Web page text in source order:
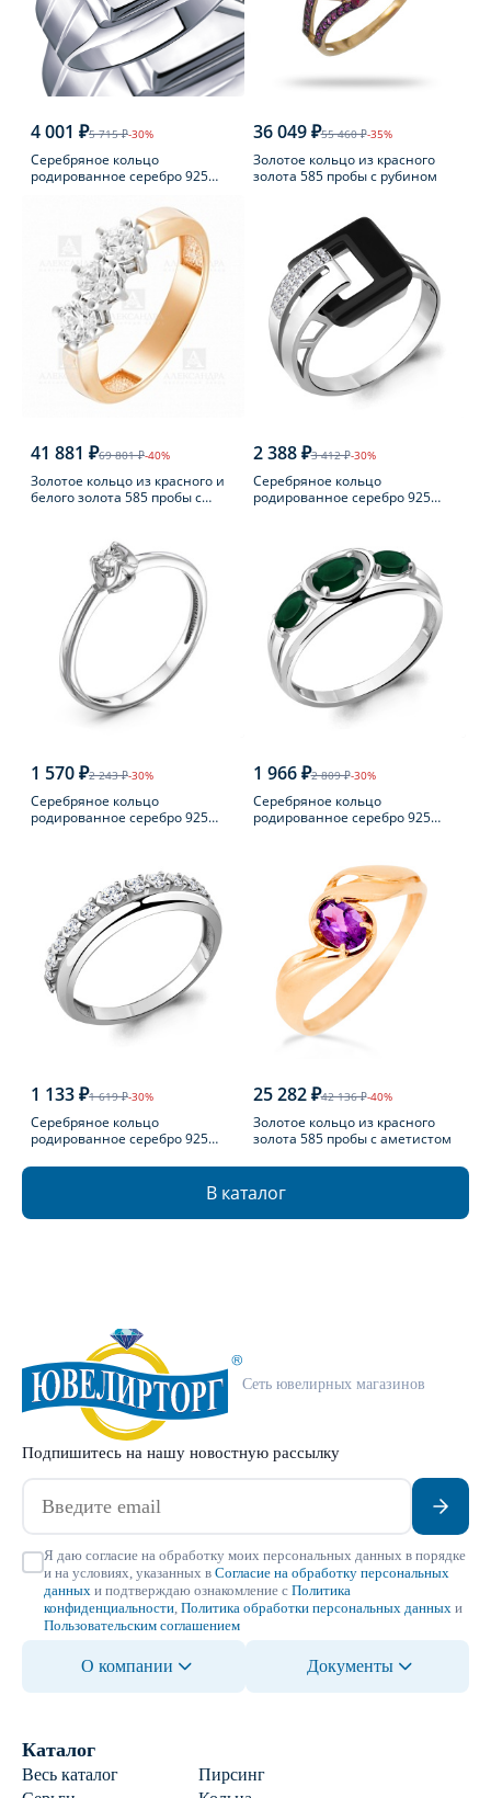
4 001 ₽5 715 ₽-30%
Серебряное кольцо
родированное серебро 925
36 049 ₽55 460 ₽-35%
Золотое кольцо из красного
золота 585 пробы с рубином
41 881 ₽69 801 ₽-40%
Золотое кольцо из красного и
белого золота 585 пробы с
2 388 ₽3 412 ₽-30%
Серебряное кольцо
родированное серебро 925
1 570 ₽2 243 ₽-30%
Серебряное кольцо
родированное серебро 925
1 966 ₽2 809 ₽-30%
Серебряное кольцо
родированное серебро 925
1 133 ₽1 619 ₽-30%
Серебряное кольцо
родированное серебро 925
25 282 ₽42 136 ₽-40%
Золотое кольцо из красного
золота 585 пробы с аметистом
В каталог
Сеть ювелирных магазинов
Подпишитесь на нашу новостную рассылку
Я даю согласие на обработку моих персональных данных в порядке
и на условиях, указанных в Согласие на обработку персональных
данных и подтверждаю ознакомление с Политика
конфиденциальности Политика обработки персональных данных и
Пользовательским соглашением
О компании Документы
Каталог
Весь каталог
Пирсинг